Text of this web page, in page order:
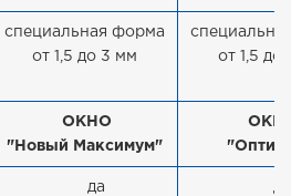
специальная форма
от 1,5 до 3 мм
от 1,5 до
ОКНО
"Новый Максимум"
да да